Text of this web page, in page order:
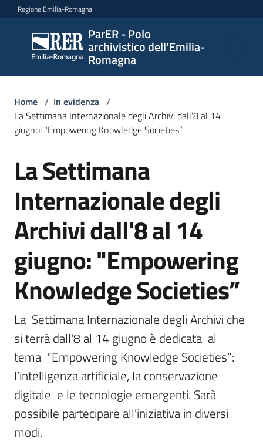
Vai al contenuto
Vai alla navigazione
Vai al footer
Regione Emilia-Romagna
ParER - Polo
archivistico dell'Emilia-
Romagna
ParER -
Polo
archivistico
Romagna
archivistico
Archivio
storico
Conservazione
Contatti
Home / In evidenza /
La Settimana Internazionale degli Archivi dall'8 al 14
giugno: "Empowering Knowledge Societies”
Salta al contenuto
La Settimana
Internazionale degli
Archivi dall'8 al 14
giugno: "Empowering
Knowledge Societies”
La  Settimana Internazionale degli Archivi che
si terrà dall'8 al 14 giugno è dedicata  al
tema  "Empowering Knowledge Societies”:
l’intelligenza artificiale, la conservazione
digitale  e le tecnologie emergenti. Sarà
possibile partecipare all'iniziativa in diversi
modi.